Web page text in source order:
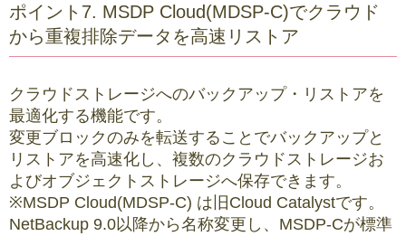
ポイント7. MSDP Cloud(MDSP-C)でクラウド
から重複排除データを高速リストア
クラウドストレージへのバックアップ・リストアを
最適化する機能です。
変更ブロックのみを転送することでバックアップと
リストアを高速化し、複数のクラウドストレージお
よびオブジェクトストレージへ保存できます。
※MSDP Cloud(MDSP-C) は旧Cloud Catalystです。
NetBackup 9.0以降から名称変更し、MSDP-Cが標準